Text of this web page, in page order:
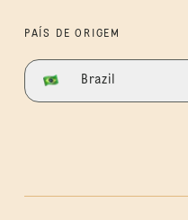
PAÍS DE ORIGEM
Brazil